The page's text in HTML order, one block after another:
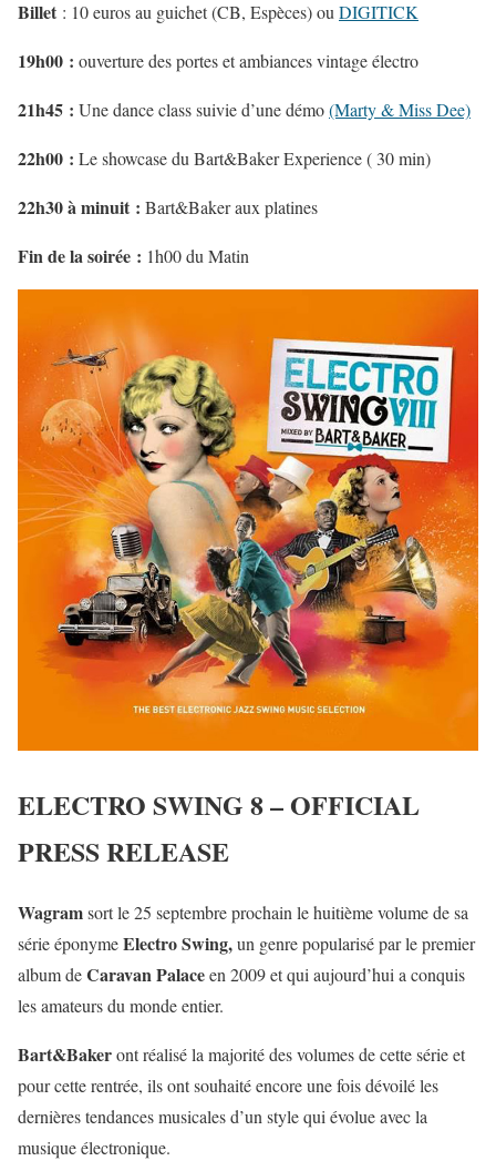
Billet : 10 euros au guichet (CB, Espèces) ouDIGITICK
19h00 : ouverture des portes et ambiances vintage électro
21h45 : Une dance class suivie d’une démo(Marty & Miss Dee)
22h00 : Le showcase du Bart&Baker Experience ( 30 min)
22h30 à minuit : Bart&Baker aux platines
Fin de la soirée : 1h00 du Matin
ELECTRO SWING 8 – OFFICIAL
PRESS RELEASE
Wagramsort le 25 septembre prochain le huitième volume de sa
série éponymeElectro Swing,un genre popularisé par le premier
album deCaravan Palaceen 2009 et qui aujourd’hui a conquis
les amateurs du monde entier.
Bart&Bakeront réalisé la majorité des volumes de cette série et
pour cette rentrée, ils ont souhaité encore une fois dévoilé les
dernières tendances musicales d’un style qui évolue avec la
musique électronique.